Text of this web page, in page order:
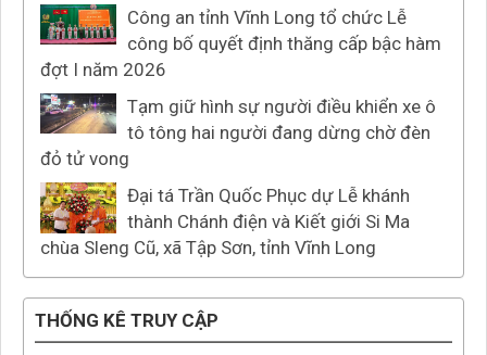
Công an tỉnh Vĩnh Long tổ chức Lễ
công bố quyết định thăng cấp bậc hàm
đợt I năm 2026
Tạm giữ hình sự người điều khiển xe ô
tô tông hai người đang dừng chờ đèn
đỏ tử vong
Đại tá Trần Quốc Phục dự Lễ khánh
thành Chánh điện và Kiết giới Si Ma
chùa Sleng Cũ, xã Tập Sơn, tỉnh Vĩnh Long
THỐNG KÊ TRUY CẬP